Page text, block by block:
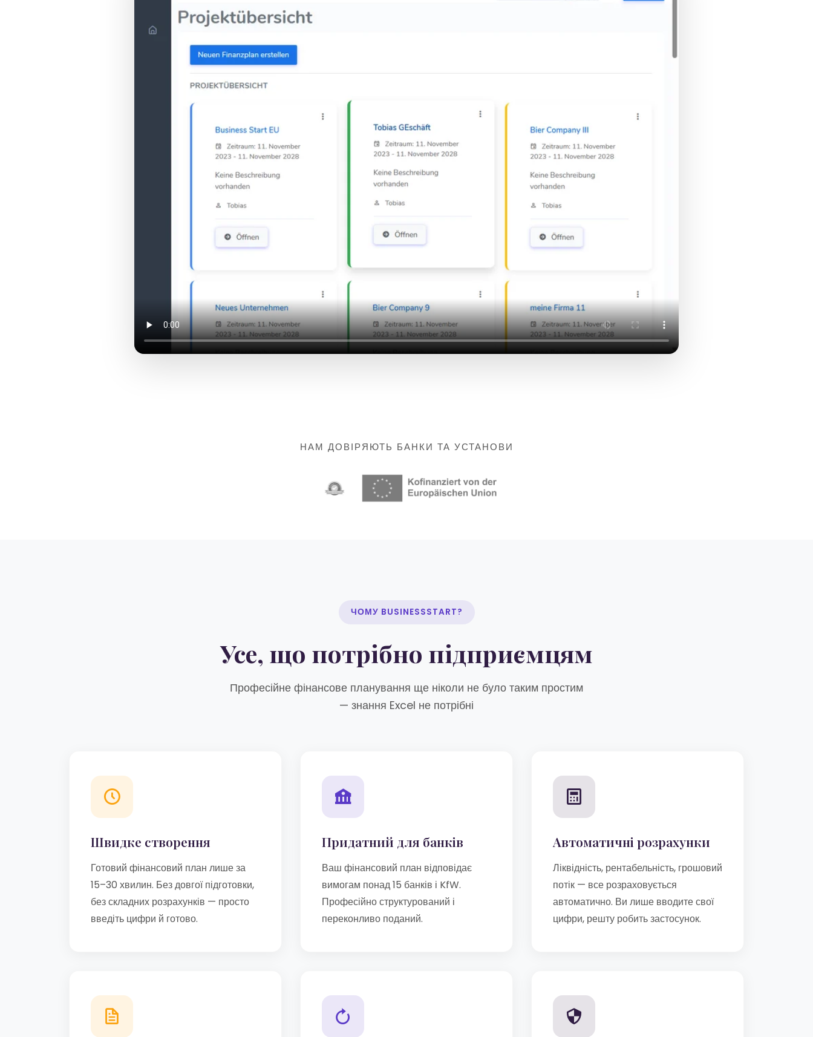
НАМ ДОВІРЯЮТЬ БАНКИ ТА УСТАНОВИ
ЧОМУ BUSINESSSTART?
Усе, що потрібно підприємцям
Професійне фінансове планування ще ніколи не було таким простим
— знання Excel не потрібні
Швидке створення
Готовий фінансовий план лише за
15–30 хвилин. Без довгої підготовки,
без складних розрахунків — просто
введіть цифри й готово.
Придатний для банків
Ваш фінансовий план відповідає
вимогам понад 15 банків і KfW.
Професійно структурований і
переконливо поданий.
Автоматичні розрахунки
Ліквідність, рентабельність, грошовий
потік — все розраховується
автоматично. Ви лише вводите свої
цифри, решту робить застосунок.